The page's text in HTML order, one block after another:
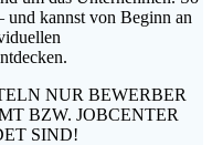
und kannst von Beginn an
NUR BEWERBER
BZW. JOBCENTER
SIND!